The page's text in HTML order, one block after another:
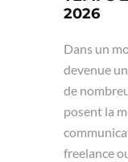
2026
Dans un
devenue
de
posent la
freelance